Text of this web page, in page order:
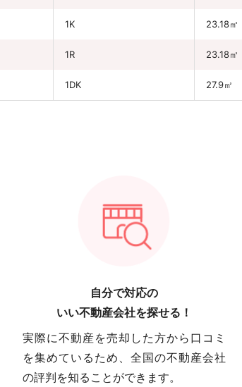
1K 23.18㎡
1R 23.18㎡
1DK 27.9㎡
自分で対応の
いい不動産会社を探せる！
実際に不動産を売却した方から口コミ
を集めているため、全国の不動産会社
の評判を知ることができます。